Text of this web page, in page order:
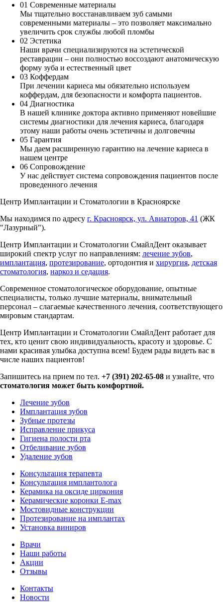
01 Современные материалы
Мы тщательно восстанавливаем зуб самыми
современными материалы – это позволяет максимально
увеличить срок службы любой пломбы
02 Эстетика
Наши врачи специализируются на эстетической
реставрации – они полностью воссоздают анатомическую
форму зуба и естественный цвет
03 Коффердам
При лечении кариеса мы обязательно используем
коффердам, для безопасности и комфорта пациентов.
04 Диагностика
В нашей клинике доктора активно применяют новейшие
системы диагностики для лечения кариеса, благодаря
этому наши работы очень эстетичны и долговечны
05 Гарантия
Мы даем расширенную гарантию на лечение кариеса в
нашем центре
06 Сопровождение
У нас действует система сопровождения пациентов после
проведенного лечения
Центр Имплантации и Стоматологии в Красноярске
Мы находимся по адресу г. Красноярск, ул. Авиаторов, 41 (ЖК
"Лазурный").
Центр Имплантации и Стоматологии СмайлДент оказывает
широкий спектр услуг по направлениям: лечение зубов,
имплантация, протезирование, ортодонтия и хирургия, детская
стоматология, наркоз и седация.
Современное стоматологическое оборудование, опытные
специалисты, только лучшие материалы, внимательный
персонал – слагаемые качественного лечения, соответствующего
мировым стандартам.
Центр Имплантации и Стоматологии СмайлДент работает для
тех, кто ценит свою индивидуальность, красоту и здоровье. С
нами красивая улыбка доступна всем! Будем рады видеть вас в
числе наших пациентов!
Запишитесь на прием по тел. +7 (391) 202-65-08 и узнайте, что
стоматология может быть комфортной.
Лечение зубов
Имплантация зубов
Зубные протезы
Исправление прикуса
Гигиена полости рта
Отбеливание зубов
Удаление зубов
Консультация терапевта
Консультация имплантолога
Керамика на оксиде циркония
Керамические коронки E-max
Мостовидные конструкции
Протезирование на имплантах
Установка виниров
Врачи
Наши работы
Акции
Отзывы
Контакты
Новости